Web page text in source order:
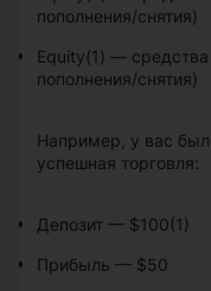
пополнения/снятия)
Equity(1) —
пополнения/снятия)
Например, у вас
успешная торговля:
Депозит — $100(1)
Прибыль — $50